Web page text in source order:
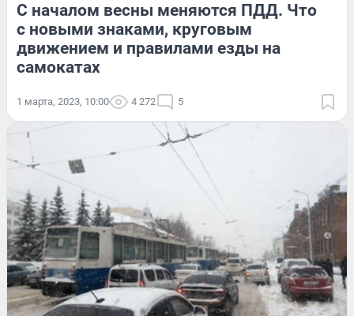
С началом весны меняются ПДД. Что
с новыми знаками, круговым
движением и правилами езды на
самокатах
1 марта, 2023, 10:00 4 272 5